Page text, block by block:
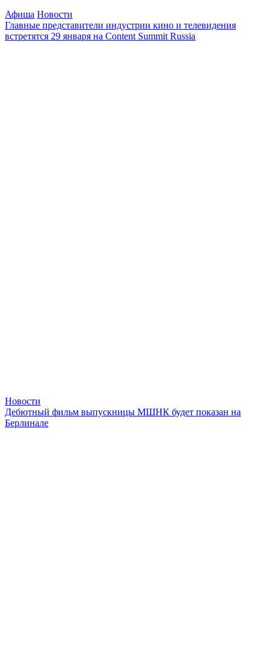
Афиша Новости
Главные представители индустрии кино и телевидения
встретятся 29 января на Content Summit Russia
Новости
Дебютный фильм выпускницы МШНК будет показан на
Берлинале